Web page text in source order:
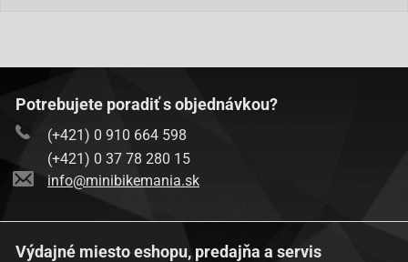
Potrebujete poradiť s objednávkou?
(+421) 0 910 664 598
(+421) 0 37 78 280 15
info@minibikemania.sk
Výdajné miesto eshopu, predajňa a servis